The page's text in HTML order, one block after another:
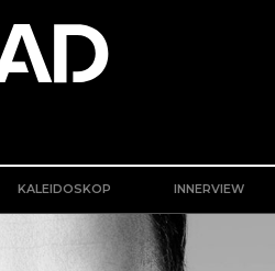
KALEIDOSKOP INNERVIEW